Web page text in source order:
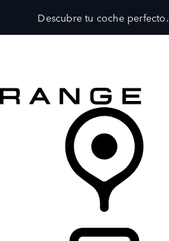
Descubre tu coche perfecto.